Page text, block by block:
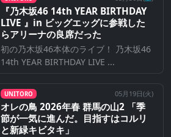
『乃⽊坂46 14th YEAR BIRTHDAY
LIVE 』in ビッグエッグに参戦した
らアリーナの良席だった
初の乃木坂46本体のライブ！ 乃木坂46
14th YEAR BIRTHDAY LIVE ...
UNITORO 05月19日(火)
オレの鳥 2026年春 群馬の山2 「季
節が一気に進んだ。目指すはコルリ
と新緑キビタキ」